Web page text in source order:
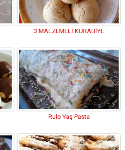
3 MALZEMELİ KURABİYE
Rulo Yaş Pasta